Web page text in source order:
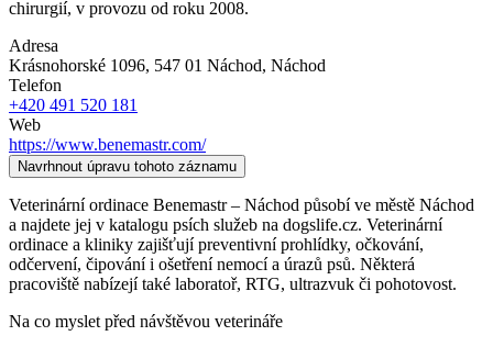
chirurgií, v provozu od roku 2008.
Adresa
Krásnohorské 1096, 547 01 Náchod, Náchod
Telefon
+420 491 520 181
Web
https://www.benemastr.com/
Navrhnout úpravu tohoto záznamu
Veterinární ordinace Benemastr – Náchod působí ve městě Náchod
a najdete jej v katalogu psích služeb na dogslife.cz. Veterinární
ordinace a kliniky zajišťují preventivní prohlídky, očkování,
odčervení, čipování i ošetření nemocí a úrazů psů. Některá
pracoviště nabízejí také laboratoř, RTG, ultrazvuk či pohotovost.
Na co myslet před návštěvou veterináře